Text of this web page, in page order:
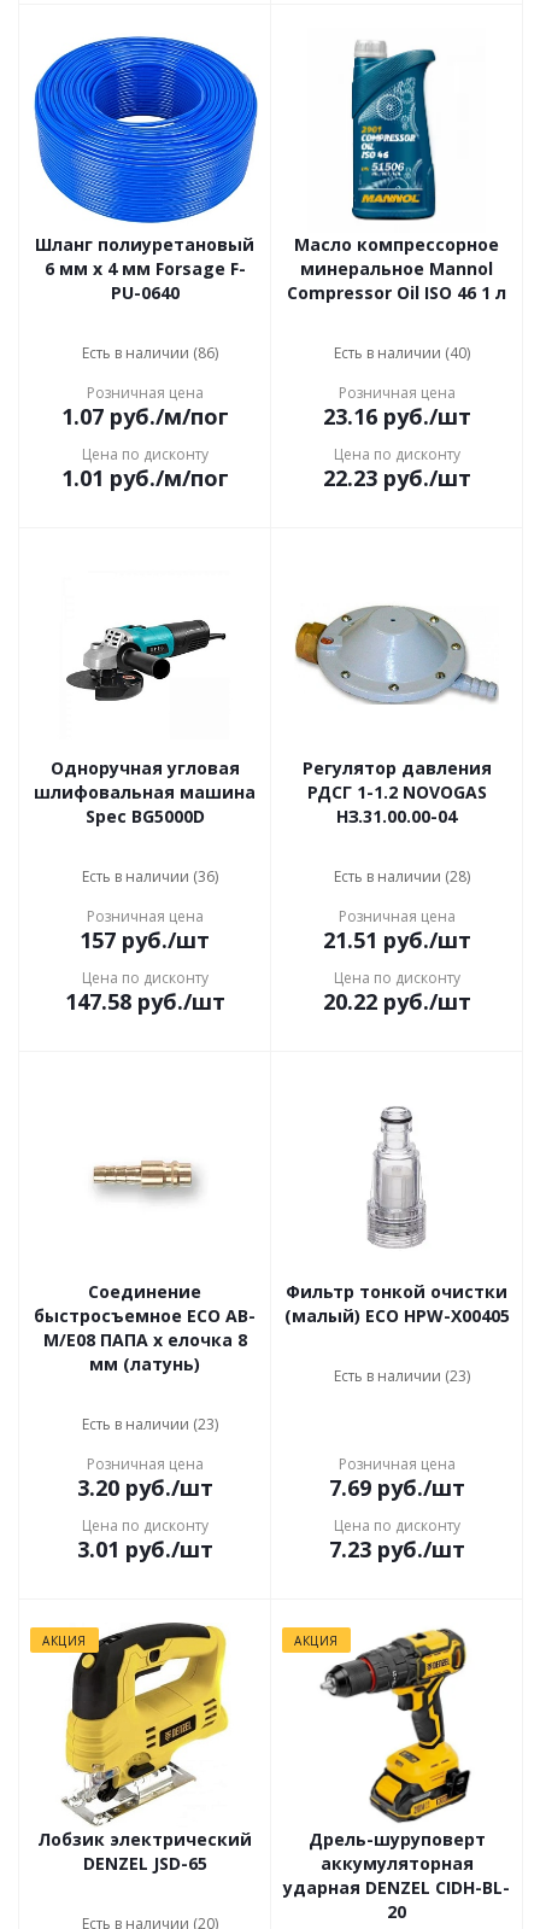
Шланг полиуретановый
6 мм x 4 мм Forsage F-
PU-0640
Есть в наличии (86)
Розничная цена
1.07руб./м/пог
Цена по дисконту
1.01 руб./м/пог
Масло компрессорное
минеральное Mannol
Compressor Oil ISO 46 1 л
Есть в наличии (40)
Розничная цена
23.16руб./шт
Цена по дисконту
22.23руб./шт
Одноручная угловая
шлифовальная машина
Spec BG5000D
Есть в наличии (36)
Розничная цена
157 руб./шт
Цена по дисконту
147.58руб./шт
Регулятор давления
РДСГ 1-1.2 NOVOGAS
НЗ.31.00.00-04
Есть в наличии (28)
Розничная цена
21.51 руб./шт
Цена по дисконту
20.22руб./шт
Соединение
быстросъемное ECO AB-
M/E08 ПАПА х елочка 8
мм (латунь)
Есть в наличии (23)
Розничная цена
3.20руб./шт
Цена по дисконту
3.01 руб./шт
Фильтр тонкой очистки
(малый) ECO HPW-X00405
Есть в наличии (23)
Розничная цена
7.69руб./шт
Цена по дисконту
7.23руб./шт
АКЦИЯ
Лобзик электрический
DENZEL JSD-65
Есть в наличии (20)
АКЦИЯ
Дрель-шуруповерт
аккумуляторная
ударная DENZEL CIDH-BL-
20